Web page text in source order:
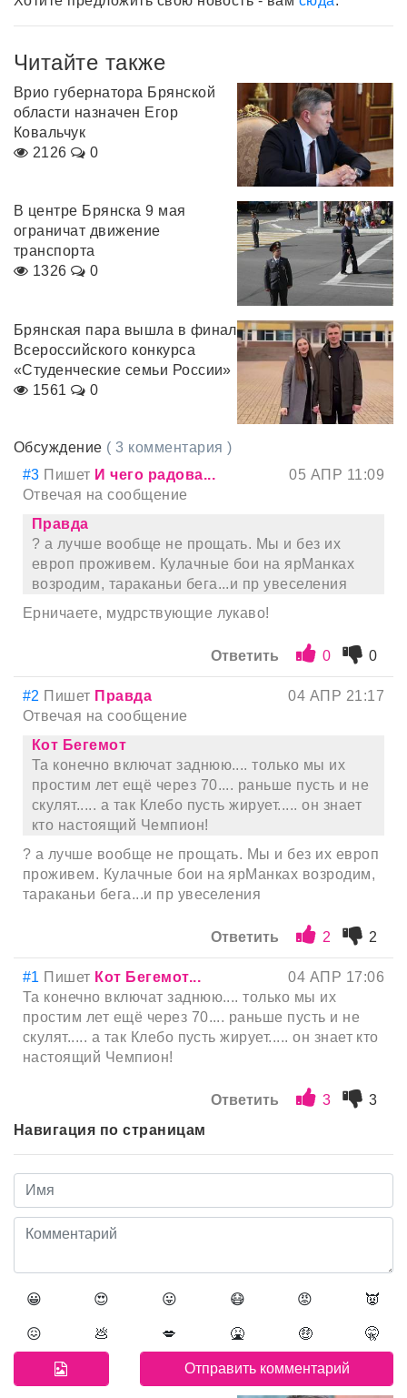
Читайте также
Врио губернатора Брянской
области назначен Егор
Ковальчук
2126
0
В центре Брянска 9 мая
ограничат движение
транспорта
1326
0
Брянская пара вышла в финал
Всероссийского конкурса
«Студенческие семьи России»
1561
0
Обсуждение ( 3 комментария )
#3 Пишет И чего радова...
05 АПР 11:09
Отвечая на сообщение
Правда
? а лучше вообще не прощать. Мы и без их
европ проживем. Кулачные бои на ярМанках
возродим, тараканьи бега...и пр увеселения
Ерничаете, мудрствующие лукаво!
Ответить 0 0
#2 Пишет Правда
04 АПР 21:17
Отвечая на сообщение
Кот Бегемот
Та конечно включат заднюю.... только мы их
простим лет ещё через 70.... раньше пусть и не
скулят..... а так Клебо пусть жирует..... он знает
кто настоящий Чемпион!
? а лучше вообще не прощать. Мы и без их европ
проживем. Кулачные бои на ярМанках возродим,
тараканьи бега...и пр увеселения
Ответить 2 2
#1 Пишет Кот Бегемот...
04 АПР 17:06
Та конечно включат заднюю.... только мы их
простим лет ещё через 70.... раньше пусть и не
скулят..... а так Клебо пусть жирует..... он знает кто
настоящий Чемпион!
Ответить 3
3
Навигация по страницам
😀 😍 😛 😷 😡 👿
😖 💩 💋 🤮 🤑 🤫